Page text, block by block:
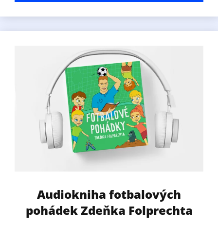
Audiokniha fotbalových
pohádek Zdeňka Folprechta